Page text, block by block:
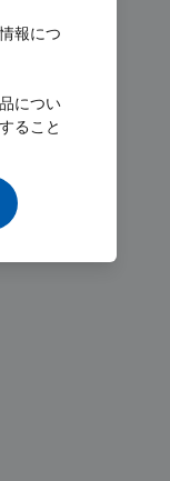
Loading...
報につ
につい
ること